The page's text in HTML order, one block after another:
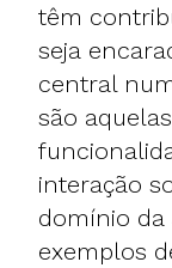
têm
seja
central
são
interação
domínio da
exemplos